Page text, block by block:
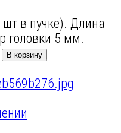
шт в пучке). Длина
головки 5 мм.